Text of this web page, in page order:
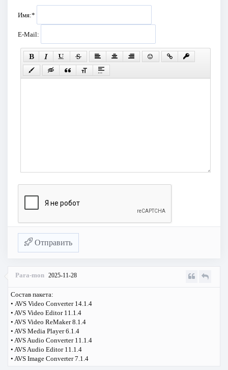
Имя:*
E-Mail:
Отправить
Para-mon 2025-11-28
Состав пакета:
• AVS Video Converter 14.1.4
• AVS Video Editor 11.1.4
• AVS Video ReMaker 8.1.4
• AVS Media Player 6.1.4
• AVS Audio Converter 11.1.4
• AVS Audio Editor 11.1.4
• AVS Image Converter 7.1.4